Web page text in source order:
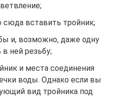
сюда вставить тройник;
и, возможно, даже одну
в ней резьбу;
и места соединения
воды. Однако если вы
вид тройника под